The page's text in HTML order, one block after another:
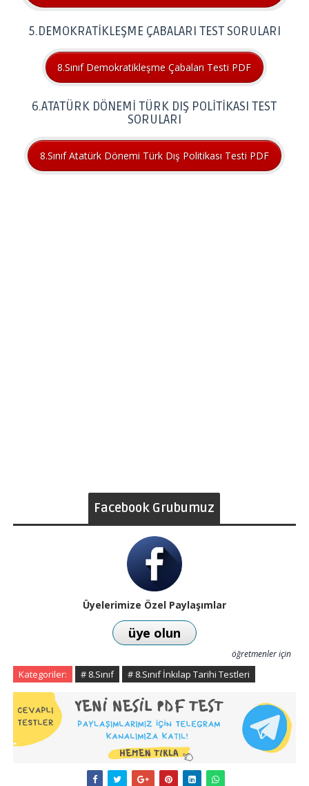
5.DEMOKRATİKLEŞME ÇABALARI TEST SORULARI
8.Sınıf Demokratikleşme Çabaları Testi PDF
6.ATATÜRK DÖNEMİ TÜRK DIŞ POLİTİKASI TEST
SORULARI
8.Sınıf Atatürk Dönemi Türk Dış Politikası Testi PDF
Facebook Grubumuz
Üyelerimize Özel Paylaşımlar
üye olun
öğretmenler için
Kategoriler: # 8.Sınıf # 8.Sınıf İnkılap Tarihi Testleri